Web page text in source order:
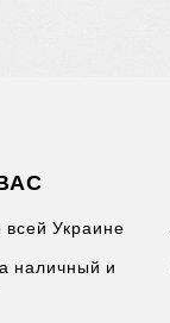
всей Украине
наличный и